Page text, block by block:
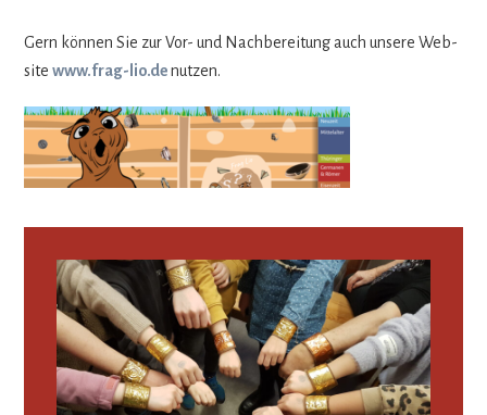
Gern kön­nen Sie zur Vor- und Nach­be­rei­tung auch unsere Web­
sitewww.frag-lio.de nut­zen.